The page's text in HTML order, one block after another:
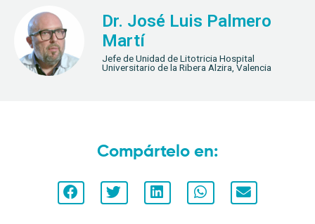
Dr. José Luis Palmero
Martí
Jefe de Unidad de Litotricia Hospital
Universitario de la Ribera Alzira, Valencia
Compártelo en: